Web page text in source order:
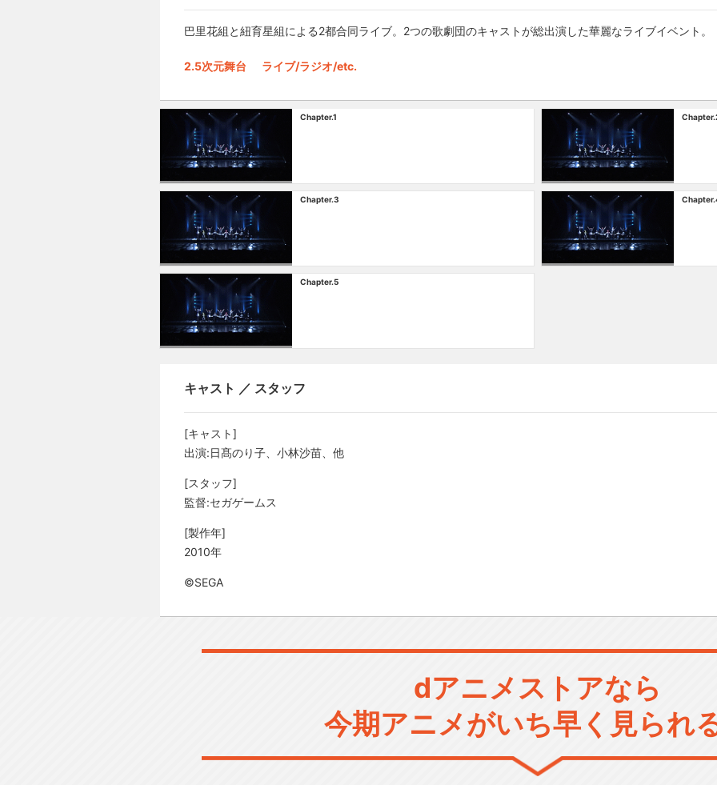
巴里花組と紐育星組による2都合同ライブ。2つの歌劇団のキャストが総出演した華麗なライブイベント。
2.5次元舞台 ライブ/ラジオ/etc.
Chapter.1
Chapter.3
Chapter.5
キャスト ／ スタッフ
[キャスト]
出演:日髙のり子、小林沙苗、他
[スタッフ]
監督:セガゲームス
[製作年]
2010年
©SEGA
dアニメストアなら
今期アニメがいち早く見られ